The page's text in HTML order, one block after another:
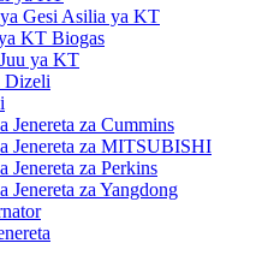
ya Gesi Asilia ya KT
KT Biogas
ya KT
Dizeli
Jenereta za Cummins
Jenereta za MITSUBISHI
Jenereta za Perkins
Jenereta za Yangdong